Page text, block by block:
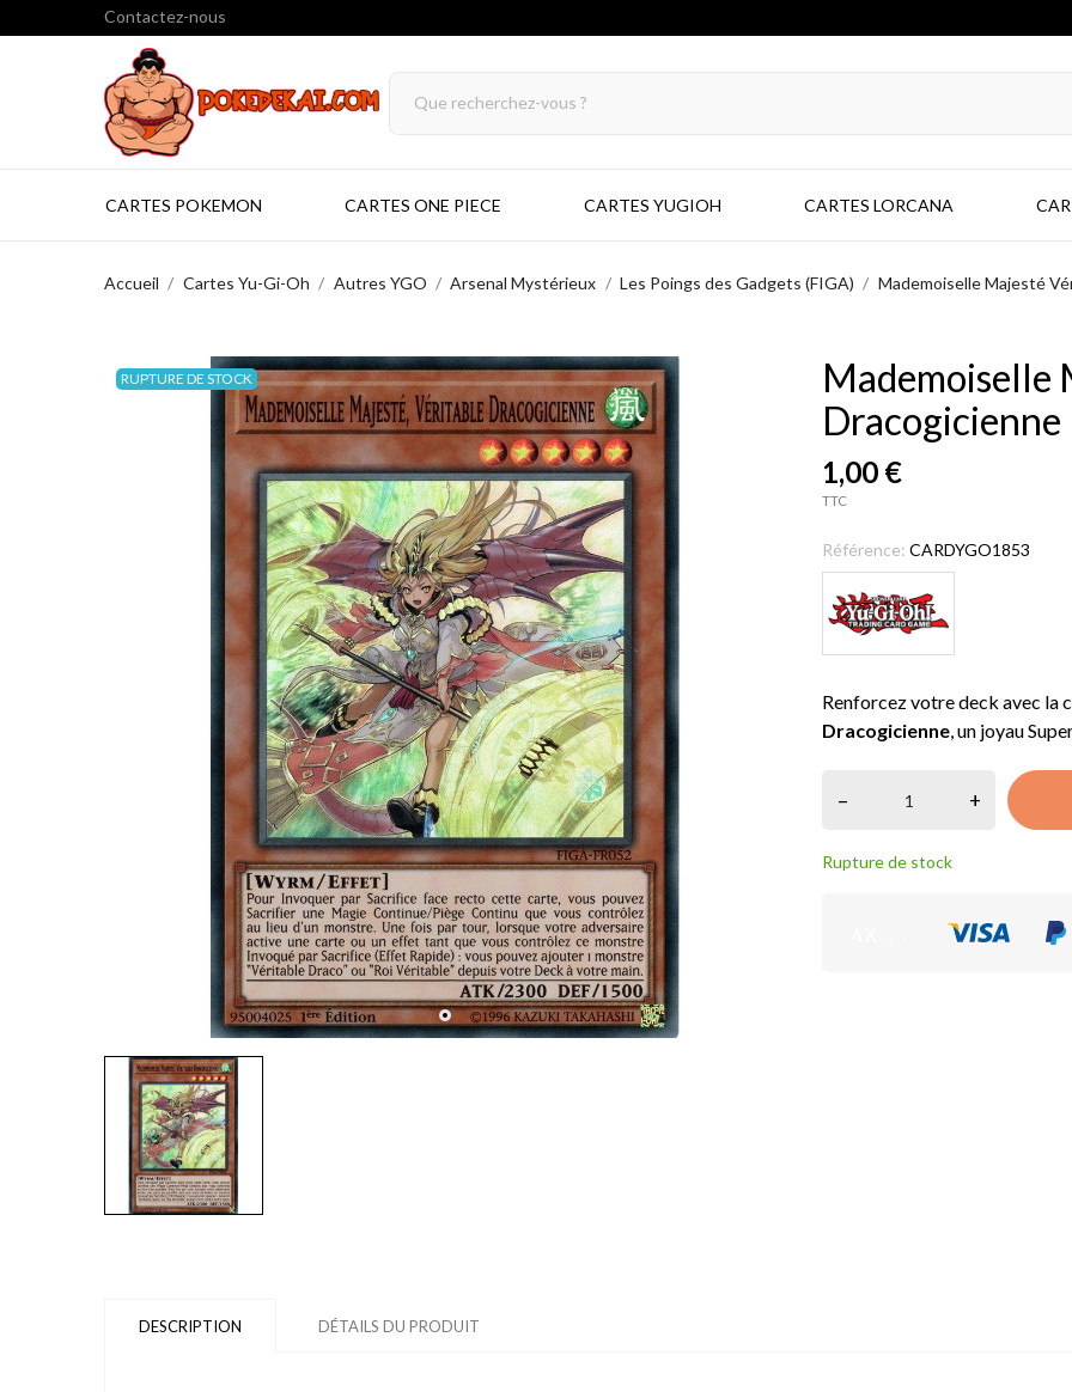
Contactez-nous
CARTES POKEMON CARTES ONE PIECE CARTES YUGIOH CARTES LORCANA
Accueil Cartes Yu-Gi-Oh Autres YGO Arsenal Mystérieux Les Poings des Gadgets (FIGA) Mademoiselle Majesté
RUPTURE DE STOCK
Mademoiselle
1,00 €
TTC
Référence: CARDYGO1853
Renforcez votre deck avec la
Dracogicienne, un joyau
– +
Rupture de stock
DESCRIPTION DÉTAILS DU PRODUIT